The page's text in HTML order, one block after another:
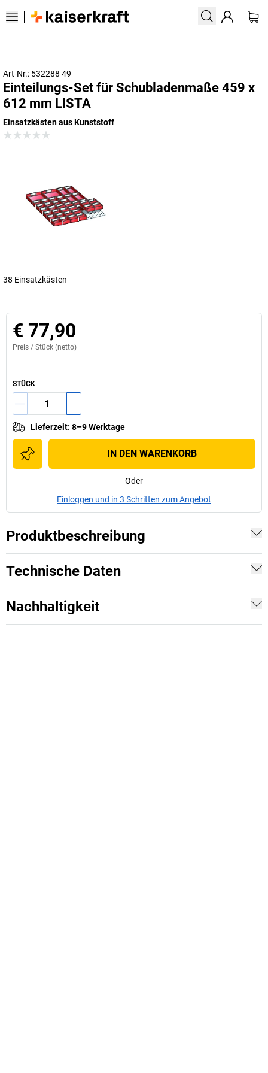
Art-Nr.: 532288 49
Einteilungs-Set für Schubladenmaße 459 x
612 mm LISTA
Einsatzkästen aus Kunststoff
38 Einsatzkästen
€ 77,90
Preis / Stück (netto)
STÜCK
Lieferzeit: 8–9 Werktage
IN DEN WARENKORB
Oder
Einloggen und in 3 Schritten zum Angebot
Produktbeschreibung
Technische Daten
Nachhaltigkeit